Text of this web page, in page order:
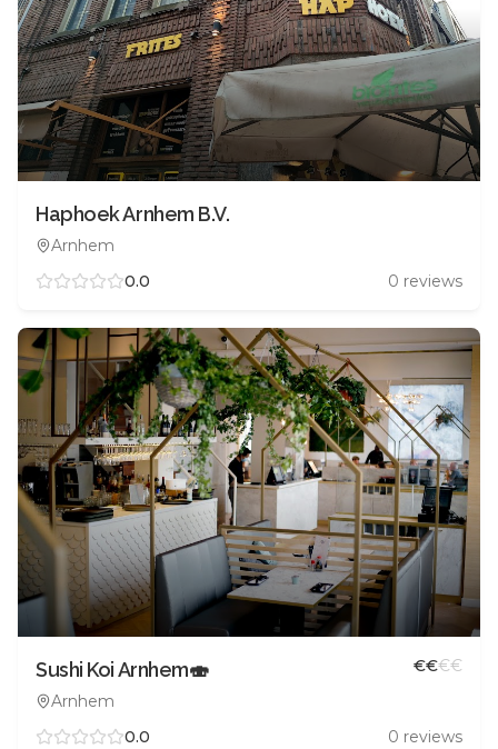
Haphoek Arnhem B.V.
Arnhem
0.0
0 reviews
Sushi Koi Arnhem🍣
Arnhem
€€€€
0.0 0 reviews